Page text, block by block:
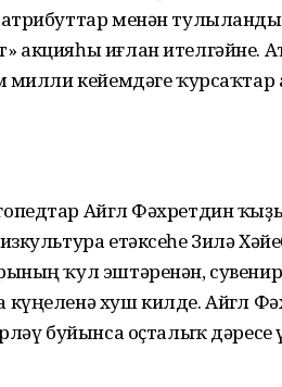
менән
акцияһы иғлан ителгәйне.
милли кейемдәге
Айгөл Фәхретдин
етәксеһе Зилә
ҡул эштәренән,
хуш килде. Айгөл
буйынса оҫталыҡ